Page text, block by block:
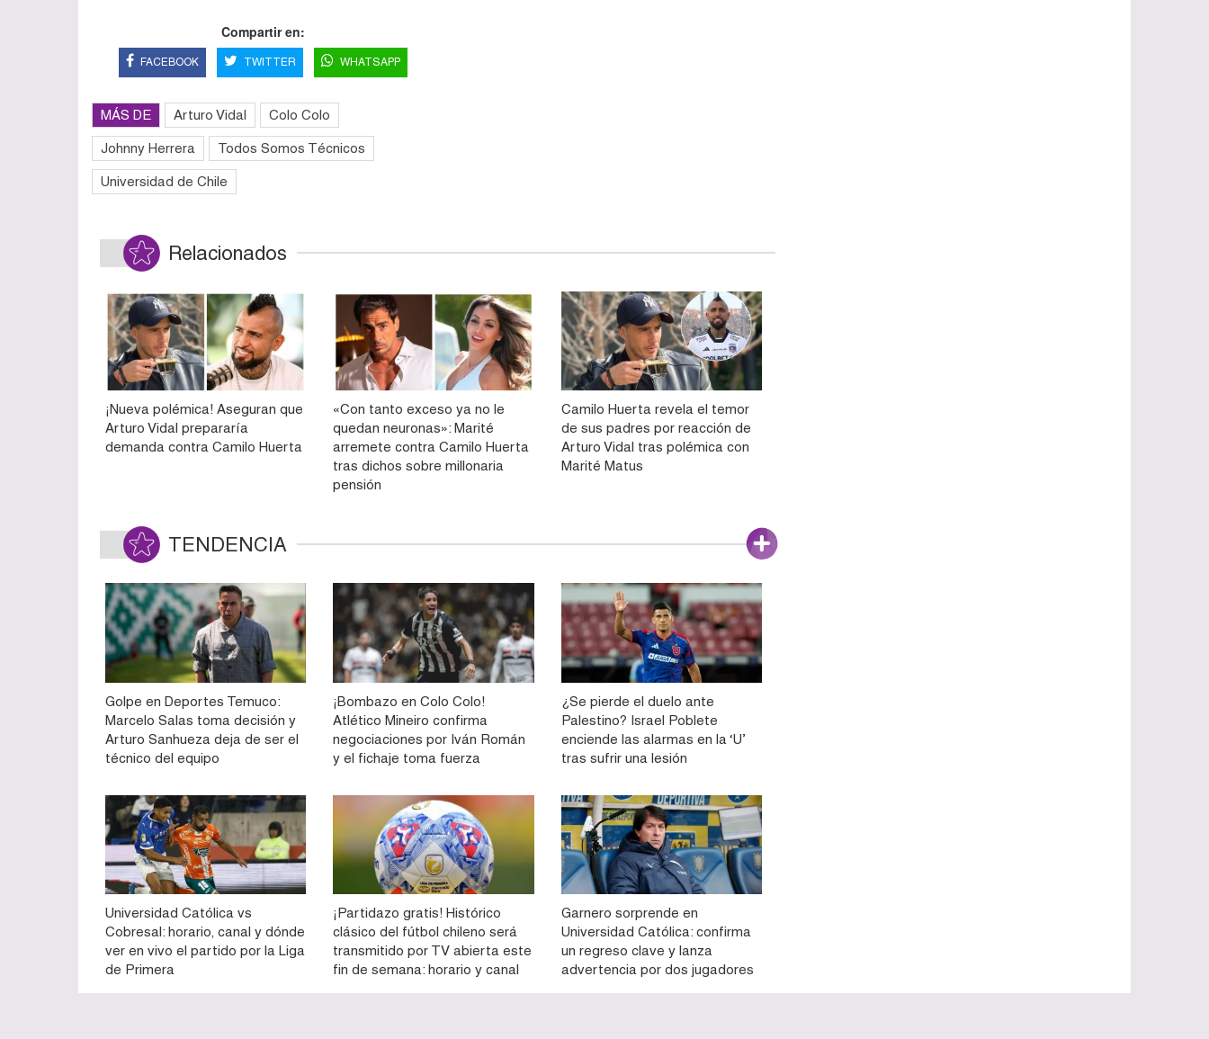
Compartir en:
FACEBOOK TWITTER WHATSAPP
MÁS DE Arturo Vidal Colo Colo
Johnny Herrera Todos Somos Técnicos
Universidad de Chile
Relacionados
¡Nueva polémica! Aseguran que
Arturo Vidal prepararía
demanda contra Camilo Huerta
«Con tanto exceso ya no le
quedan neuronas»: Marité
arremete contra Camilo Huerta
tras dichos sobre millonaria
pensión
Camilo Huerta revela el temor
de sus padres por reacción de
Arturo Vidal tras polémica con
Marité Matus
TENDENCIA
Golpe en Deportes Temuco:
Marcelo Salas toma decisión y
Arturo Sanhueza deja de ser el
técnico del equipo
¡Bombazo en Colo Colo!
Atlético Mineiro confirma
negociaciones por Iván Román
y el fichaje toma fuerza
¿Se pierde el duelo ante
Palestino? Israel Poblete
enciende las alarmas en la ‘U’
tras sufrir una lesión
Universidad Católica vs
Cobresal: horario, canal y dónde
ver en vivo el partido por la Liga
de Primera
¡Partidazo gratis! Histórico
clásico del fútbol chileno será
transmitido por TV abierta este
fin de semana: horario y canal
Garnero sorprende en
Universidad Católica: confirma
un regreso clave y lanza
advertencia por dos jugadores